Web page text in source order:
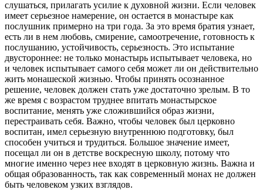
слушаться, прилагать усилие к духовной жизни. Если человек
имеет серьезное намерение, он остается в монастыре как
послушник примерно на три года. За это время братия узнает,
есть ли в нем любовь, смирение, самоотречение, готовность к
послушанию, устойчивость, серьезность. Это испытание
двустороннее: не только монастырь испытывает человека, но
и человек испытывает самого себя может ли он действительно
жить монашеской жизнью. Чтобы принять осознанное
решение, человек должен стать уже достаточно зрелым. В то
же время с возрастом труднее впитать монастырское
воспитание, менять уже сложившийся образ жизни,
перестраивать себя. Важно, чтобы человек был церковно
воспитан, имел серьезную внутреннюю подготовку, был
способен учиться и трудиться. Большое значение имеет,
посещал ли он в детстве воскресную школу, потому что
многие именно через нее входят в церковную жизнь. Важна и
общая образованность, так как современный монах не должен
быть человеком узких взглядов.